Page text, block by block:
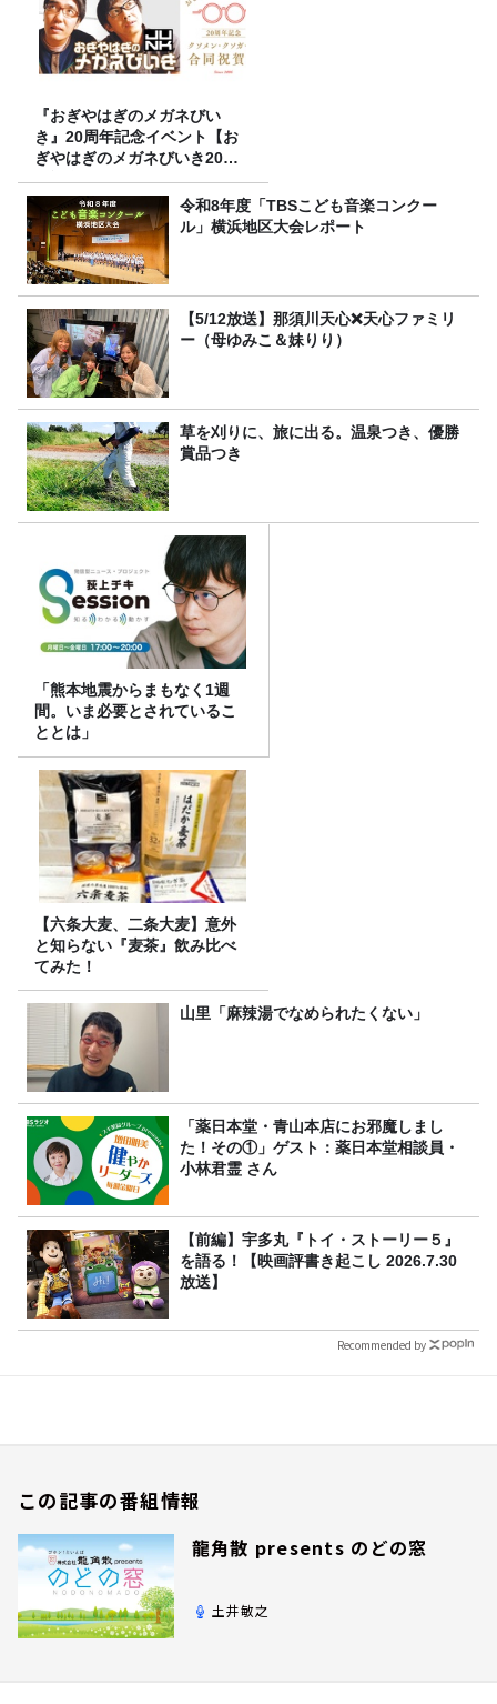
『おぎやはぎのメガネびい
き』20周年記念イベント【お
ぎやはぎのメガネびいき20周
年記念～クソメン・クソガー
ル合同祝賀会～】開催決定！令和8年度「TBSこども音楽コンクー
ル」横浜地区大会レポート
【5/12放送】那須川天心❌天心ファミリ
ー（母ゆみこ＆妹りり）
草を刈りに、旅に出る。温泉つき、優勝
賞品つき
「熊本地震からまもなく1週
間。いま必要とされているこ
ととは」
【六条大麦、二条大麦】意外
と知らない『麦茶』飲み比べ
てみた！
山里「麻辣湯でなめられたくない」
「薬日本堂・青山本店にお邪魔しまし
た！その①」ゲスト：薬日本堂相談員・
小林君霊 さん
【前編】宇多丸『トイ・ストーリー５』
を語る！【映画評書き起こし 2026.7.30
放送】
Recommended by
この記事の番組情報
龍角散 presents のどの窓
土井敏之